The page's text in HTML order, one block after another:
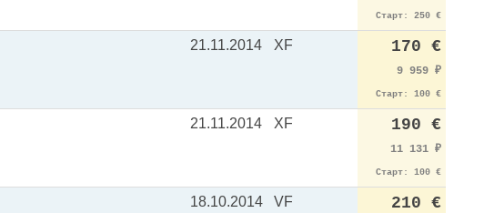
Старт: 250 €
21.11.2014 XF 170 €
9 959 ₽
Старт: 100 €
21.11.2014 XF 190 €
11 131 ₽
Старт: 100 €
18.10.2014 VF 210 €